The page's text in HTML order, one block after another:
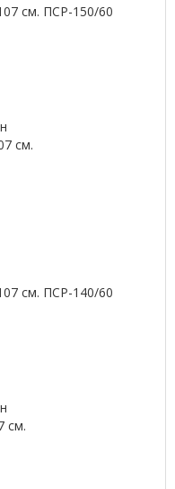
см. ПСР-150/60
см. ПСР-140/60